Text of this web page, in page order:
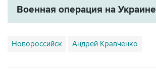
Военная операция на Украине
Новороссийск Андрей Кравченко